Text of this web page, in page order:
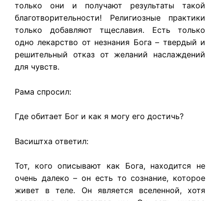
только они и получают результаты такой
благотворительности! Религиозные практики
только добавляют тщеславия. Есть только
одно лекарство от незнания Бога – твердый и
решительный отказ от желаний наслаждений
для чувств.
Рама спросил:
Где обитает Бог и как я могу его достичь?
Васиштха ответил:
Тот, кого описывают как Бога, находится не
очень далеко – он есть то сознание, которое
живет в теле. Он является вселенной, хотя